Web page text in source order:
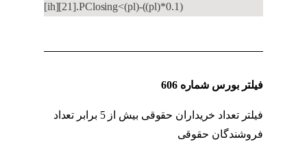
[ih][21].PClosing<(pl)-((pl)*0.1)
فیلتر بورس شماره 606
فیلتر تعداد خریداران حقوقی بیش از 5 برابر تعداد
فروشندگان حقوقی